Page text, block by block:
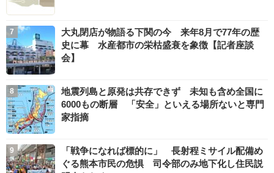
大丸閉店が物語る下関の今 来年8月で77年の歴
史に幕 水産都市の栄枯盛衰を象徴【記者座談
会】
地震列島と原発は共存できず 未知も含め全国に
6000もの断層 「安全」といえる場所ないと専門
家指摘
「戦争になれば標的に」 長射程ミサイル配備め
ぐる熊本市民の危惧 司令部のみ地下化し住民説